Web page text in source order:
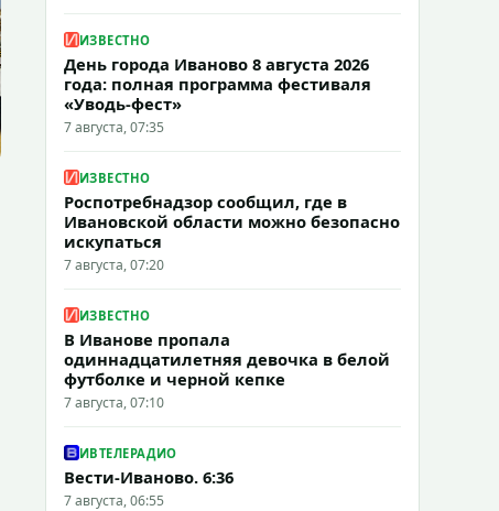
ИЗВЕСТНО
День города Иваново 8 августа 2026
года: полная программа фестиваля
«Уводь-фест»
7 августа, 07:35
ИЗВЕСТНО
Роспотребнадзор сообщил, где в
Ивановской области можно безопасно
искупаться
7 августа, 07:20
ИЗВЕСТНО
В Иванове пропала
одиннадцатилетняя девочка в белой
футболке и черной кепке
7 августа, 07:10
ИВТЕЛЕРАДИО
Вести-Иваново. 6:36
7 августа, 06:55